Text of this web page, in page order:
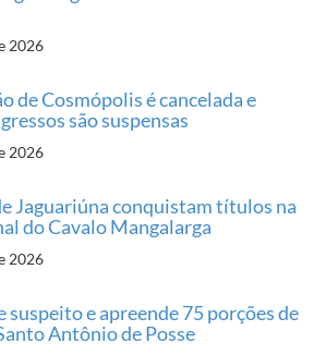
2026
de Cosmópolis é cancelada e
são suspensas
2026
Jaguariúna conquistam títulos na
do Cavalo Mangalarga
2026
suspeito e apreende 75 porções de
Antônio de Posse